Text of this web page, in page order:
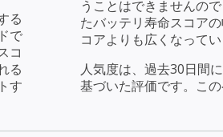
る
で
コ
る
す
うことはできませんの
たバッテリ寿命スコア
コアよりも広くなってい
人気度は、過去30日間
基づいた評価です。こ